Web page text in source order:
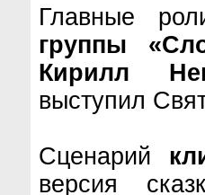
Главные
группы
Кирилл
выступил
Сценарий
версия